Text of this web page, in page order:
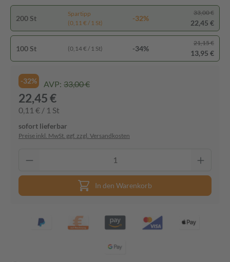
200 St
Spartipp
(0,11 € / 1 St)
-32%
33,00 €
22,45 €
100 St (0,14 € / 1 St) -34%
21,15 €
13,95 €
-32% AVP: 33,00 €
22,45 €
0,11 € / 1 St
sofort lieferbar
Preise inkl. MwSt. ggf. zzgl. Versandkosten
In den Warenkorb